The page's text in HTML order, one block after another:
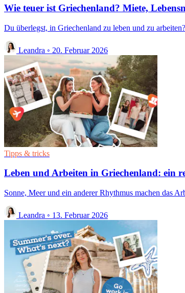
Wie teuer ist Griechenland? Miete,
Du überlegst, in Griechenland zu leben und zu
Leandra ◦ 20. Februar 2026
Tipps & tricks
Leben und Arbeiten in Griechenland: ein
Sonne, Meer und ein anderer Rhythmus machen das
Leandra ◦ 13. Februar 2026